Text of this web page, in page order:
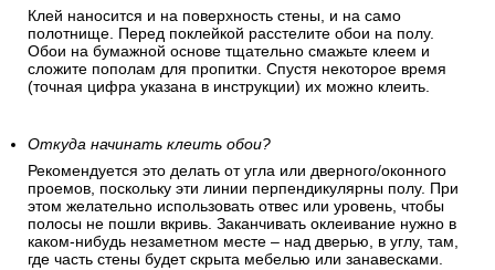
Клей наносится и на поверхность стены, и на само
полотнище. Перед поклейкой расстелите обои на полу.
Обои на бумажной основе тщательно смажьте клеем и
сложите пополам для пропитки. Спустя некоторое время
(точная цифра указана в инструкции) их можно клеить.
Откуда начинать клеить обои?
Рекомендуется это делать от угла или дверного/оконного
проемов, поскольку эти линии перпендикулярны полу. При
этом желательно использовать отвес или уровень, чтобы
полосы не пошли вкривь. Заканчивать оклеивание нужно в
каком-нибудь незаметном месте – над дверью, в углу, там,
где часть стены будет скрыта мебелью или занавесками.